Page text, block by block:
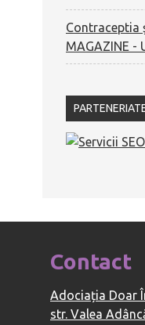
Contraceptia
MAGAZINE -
Contact
Adociația Doar
str. Valea